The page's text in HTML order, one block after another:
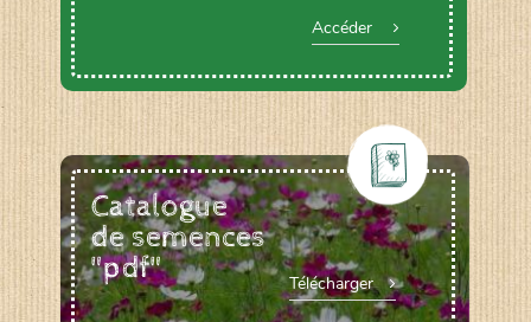
Accéder
Catalogue
de semences
"pdf"
Télécharger